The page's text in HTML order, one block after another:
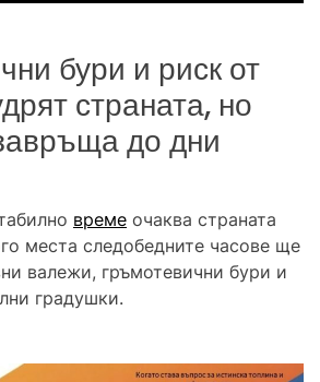
бури и риск от
страната, но
до дни
време очаква страната
места следобедните часове ще
валежи, гръмотевични бури и
градушки.